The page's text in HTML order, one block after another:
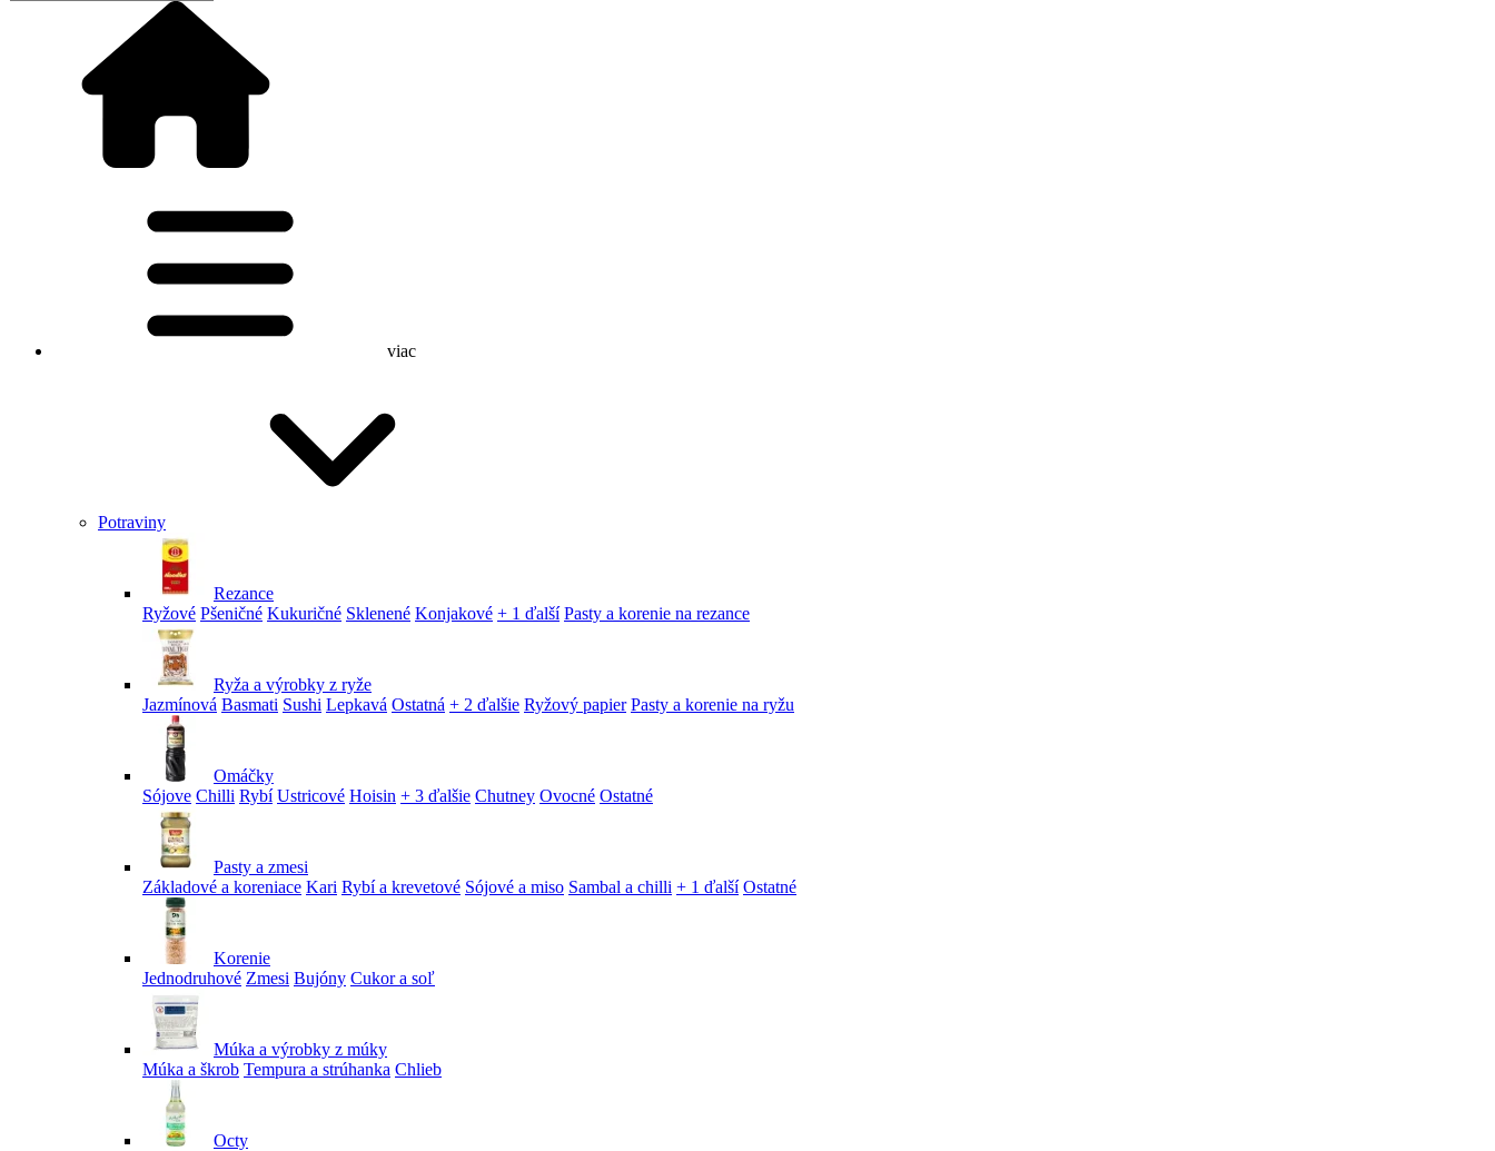
viac
Potraviny
Rezance
Ryžové Pšeničné Kukuričné Sklenené Konjakové + 1 ďalší Pasty a korenie na rezance
Ryža a výrobky z ryže
Jazmínová Basmati Sushi Lepkavá Ostatná + 2 ďalšie Ryžový papier Pasty a korenie na ryžu
Omáčky
Sójove Chilli Rybí Ustricové Hoisin + 3 ďalšie Chutney Ovocné Ostatné
Pasty a zmesi
Základové a koreniace Kari Rybí a krevetové Sójové a miso Sambal a chilli + 1 ďalší Ostatné
Korenie
Jednodruhové Zmesi Bujóny Cukor a soľ
Múka a výrobky z múky
Múka a škrob Tempura a strúhanka Chlieb
Octy